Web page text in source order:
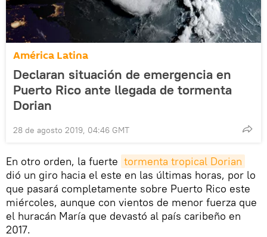
América Latina
Declaran situación de emergencia en
Puerto Rico ante llegada de tormenta
Dorian
28 de agosto 2019, 04:46 GMT
En otro orden, la fuerte tormenta tropical Dorian
dió un giro hacia el este en las últimas horas, por lo
que pasará completamente sobre Puerto Rico este
miércoles, aunque con vientos de menor fuerza que
el huracán María que devastó al país caribeño en
2017.